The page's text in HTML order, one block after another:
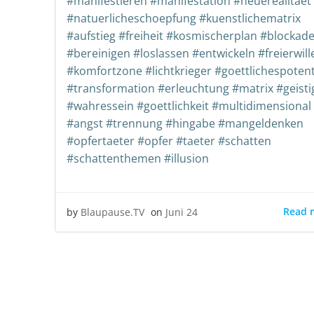
#natuerlicheschoepfung #kuenstlichematrix
#aufstieg #freiheit #kosmischerplan
#bereinigen #loslassen #entwickeln
#komfortzone #lichtkrieger
#transformation #erleuchtung #matrix
#wahressein #goettlichkeit #multidimensional
#angst #trennung #hingabe #mangeldenken
#opfertaeter #opfer #taeter #schatten
#schattenthemen #illusion
by Blaupause.TV on Juni 24 Read